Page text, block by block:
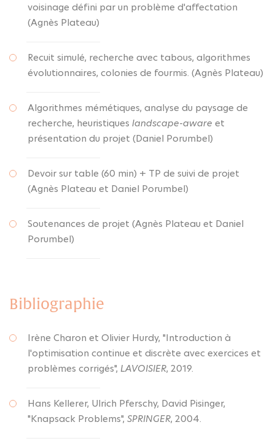
voisinage défini par un problème d'affectation
(Agnès Plateau)
Recuit simulé, recherche avec tabous, algorithmes
évolutionnaires, colonies de fourmis. (Agnès Plateau)
Algorithmes mémétiques, analyse du paysage de
recherche, heuristiques landscape-aware et
présentation du projet (Daniel Porumbel)
Devoir sur table (60 min) + TP de suivi de projet
(Agnès Plateau et Daniel Porumbel)
Soutenances de projet (Agnès Plateau et Daniel
Porumbel)
Bibliographie
Irène Charon et Olivier Hurdy, "Introduction à
l'optimisation continue et discrète avec exercices et
problèmes corrigés", LAVOISIER, 2019.
Hans Kellerer, Ulrich Pferschy, David Pisinger,
"Knapsack Problems", SPRINGER, 2004.